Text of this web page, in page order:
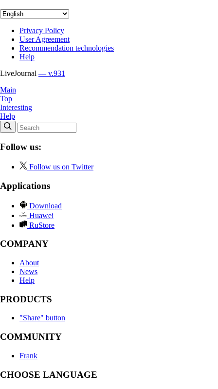
Privacy Policy
User Agreement
Recommendation technologies
Help
LiveJournal — v.931
Main
Top
Interesting
Help
Follow us:
Follow us on Twitter
Applications
Download
Huawei
RuStore
COMPANY
About
News
Help
PRODUCTS
"Share" button
COMMUNITY
Frank
CHOOSE LANGUAGE